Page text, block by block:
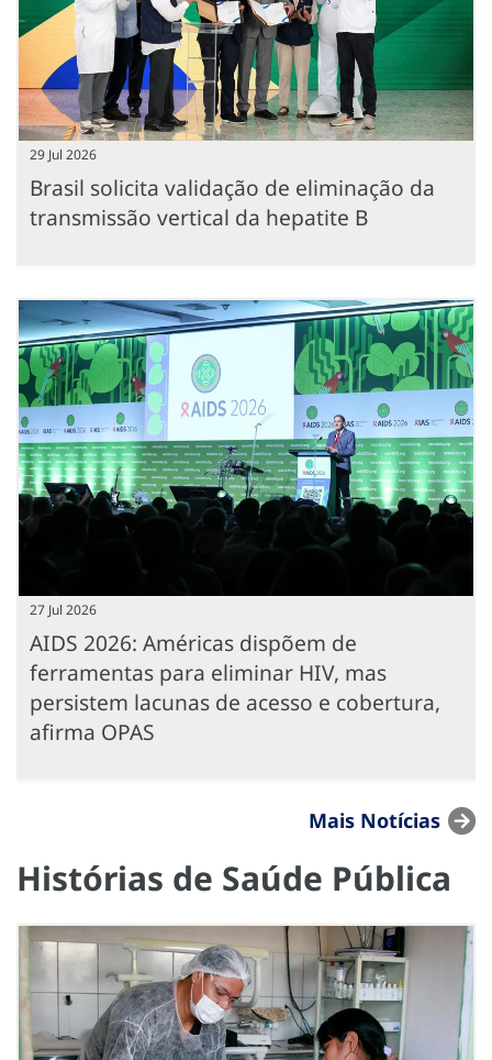
29 Jul 2026
Brasil solicita validação de eliminação da
transmissão vertical da hepatite B
27 Jul 2026
AIDS 2026: Américas dispõem de
ferramentas para eliminar HIV, mas
persistem lacunas de acesso e cobertura,
afirma OPAS
Mais Notícias
Histórias de Saúde Pública